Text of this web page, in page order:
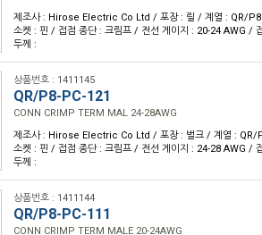
제조사 : Hirose Electric Co Ltd / 포장 : 릴 / 계열 : QR/P8
소켓 : 핀 / 접점 종단 : 크림프 / 전선 게이지 : 20-24 AWG /
두께 :
상품번호 : 1411145
QR/P8-PC-121
CONN CRIMP TERM MAL 24-28AWG
제조사 : Hirose Electric Co Ltd / 포장 : 벌크 / 계열 : QR/
소켓 : 핀 / 접점 종단 : 크림프 / 전선 게이지 : 24-28 AWG /
두께 :
상품번호 : 1411144
QR/P8-PC-111
CONN CRIMP TERM MALE 20-24AWG